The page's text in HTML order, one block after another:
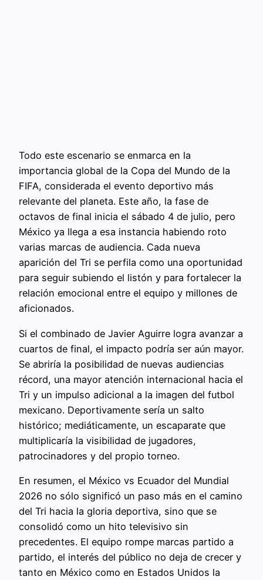
Todo este escenario se enmarca en la
importancia global de la Copa del Mundo de la
FIFA, considerada el evento deportivo más
relevante del planeta. Este año, la fase de
octavos de final inicia el sábado 4 de julio, pero
México ya llega a esa instancia habiendo roto
varias marcas de audiencia. Cada nueva
aparición del Tri se perfila como una oportunidad
para seguir subiendo el listón y para fortalecer la
relación emocional entre el equipo y millones de
aficionados.
Si el combinado de Javier Aguirre logra avanzar a
cuartos de final, el impacto podría ser aún mayor.
Se abriría la posibilidad de nuevas audiencias
récord, una mayor atención internacional hacia el
Tri y un impulso adicional a la imagen del futbol
mexicano. Deportivamente sería un salto
histórico; mediáticamente, un escaparate que
multiplicaría la visibilidad de jugadores,
patrocinadores y del propio torneo.
En resumen, el México vs Ecuador del Mundial
2026 no sólo significó un paso más en el camino
del Tri hacia la gloria deportiva, sino que se
consolidó como un hito televisivo sin
precedentes. El equipo rompe marcas partido a
partido, el interés del público no deja de crecer y
tanto en México como en Estados Unidos la